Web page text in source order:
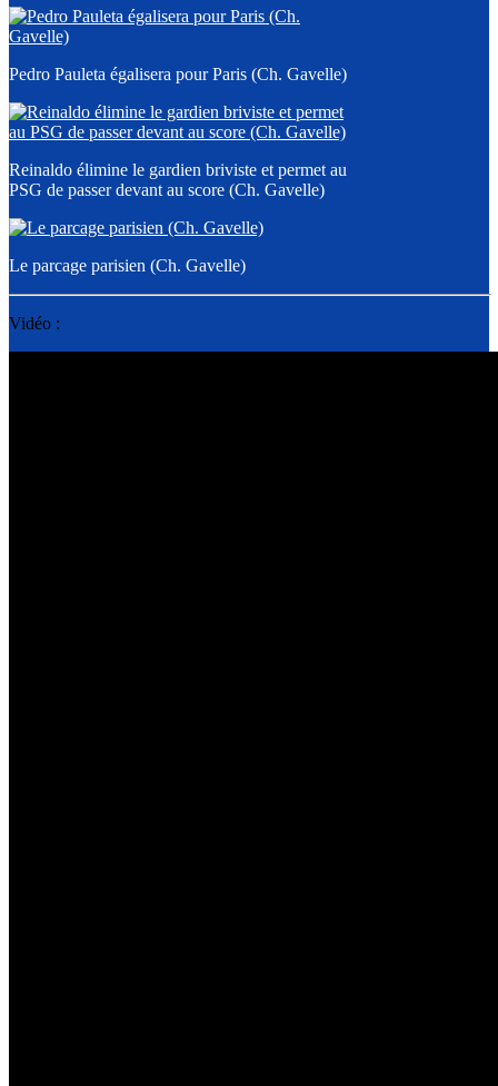
Pedro Pauleta égalisera pour Paris (Ch. Gavelle)
Reinaldo élimine le gardien briviste et permet au
PSG de passer devant au score (Ch. Gavelle)
Le parcage parisien (Ch. Gavelle)
Vidéo :